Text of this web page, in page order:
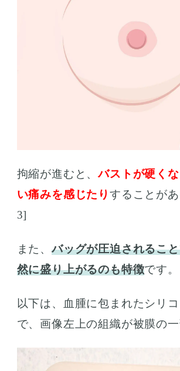
拘縮が進むと、バストが硬く
い痛みを感じたりすることが
3]
また、バッグが圧迫されるこ
然に盛り上がるのも特徴です。
以下は、血腫に包まれたシリ
で、画像左上の組織が被膜の一